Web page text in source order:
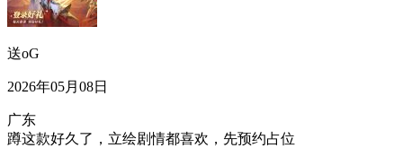
送oG
2026年05月08日
广东
蹲这款好久了，立绘剧情都喜欢，先预约占位